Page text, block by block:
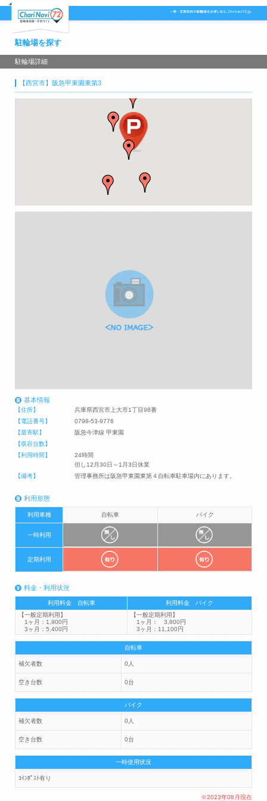
駐輪場を探す
駐輪場詳細
【西宮市】阪急甲東園東第3
基本情報
【住所】
兵庫県西宮市上大市1丁目98番
【電話番号】
0798-53-9776
【最寄駅】
阪急今津線 甲東園
【収容台数】
【利用時間】
24時間
但し12月30日～1月3日休業
【備考】
管理事務所は阪急甲東園東第４自転車駐車場内にあります。
利用形態
利用車種 自転車 バイク
一時利用
定期利用
料金・利用状況
利用料金 自転車
利用料金 バイク
【一般定期利用】
1ヶ月：1,900円
3ヶ月：5,400円
【一般定期利用】
1ヶ月： 3,800円
3ヶ月：11,100円
自転車
補欠者数 0人
空き台数 0台
バイク
補欠者数 0人
空き台数 0台
一時使用状況
ｺｲﾝﾎﾟｽﾄ有り
※2023年08月現在